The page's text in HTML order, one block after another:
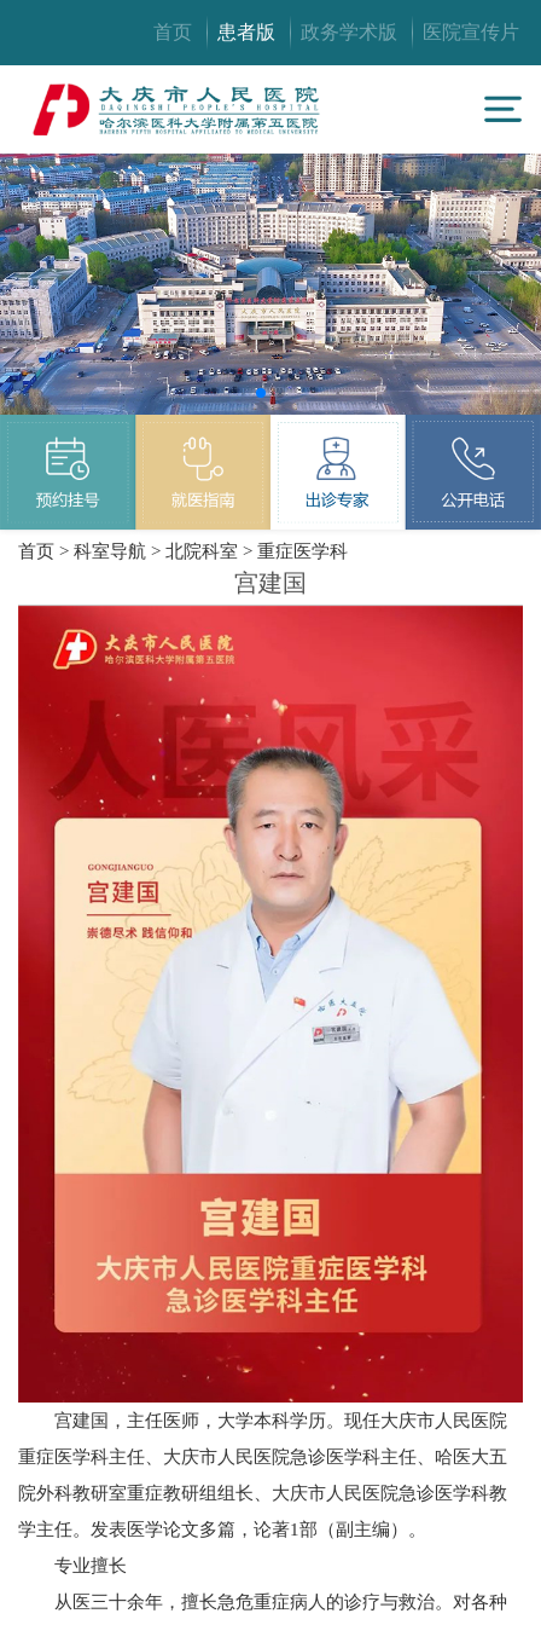
首页 患者版 政务学术版 医院宣传片
首页 >科室导航 >北院科室 >重症医学科
宫建国
宫建国，主任医师，大学本科学历。现任大庆市人民医院
重症医学科主任、大庆市人民医院急诊医学科主任、哈医大五
院外科教研室重症教研组组长、大庆市人民医院急诊医学科教
学主任。发表医学论文多篇，论著1部（副主编）。
专业擅长
从医三十余年，擅长急危重症病人的诊疗与救治。对各种